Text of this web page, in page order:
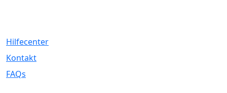
Hilfecenter
Kontakt
FAQs